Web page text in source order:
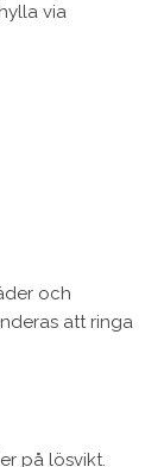
via
och
att ringa
på lösvikt.